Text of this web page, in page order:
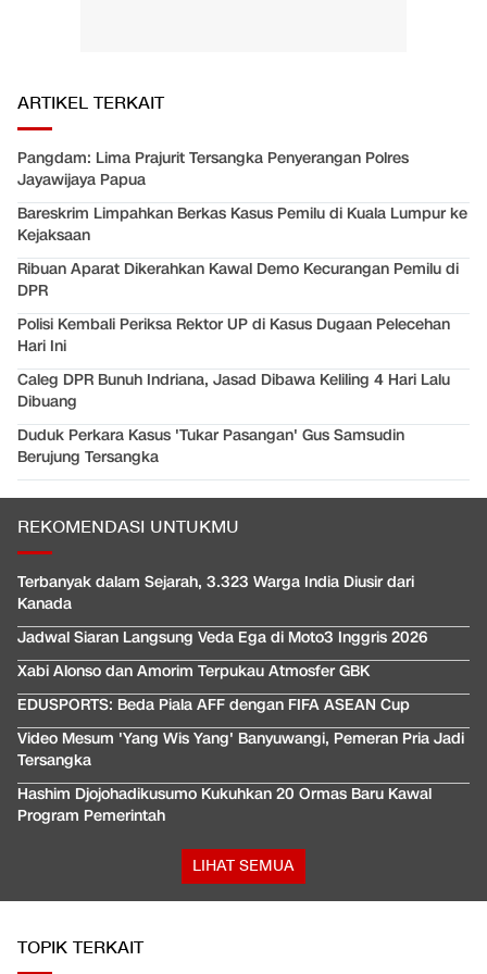
ARTIKEL TERKAIT
Pangdam: Lima Prajurit Tersangka Penyerangan Polres
Jayawijaya Papua
Bareskrim Limpahkan Berkas Kasus Pemilu di Kuala Lumpur ke
Kejaksaan
Ribuan Aparat Dikerahkan Kawal Demo Kecurangan Pemilu di
DPR
Polisi Kembali Periksa Rektor UP di Kasus Dugaan Pelecehan
Hari Ini
Caleg DPR Bunuh Indriana, Jasad Dibawa Keliling 4 Hari Lalu
Dibuang
Duduk Perkara Kasus 'Tukar Pasangan' Gus Samsudin
Berujung Tersangka
REKOMENDASI UNTUKMU
Terbanyak dalam Sejarah, 3.323 Warga India Diusir dari
Kanada
Jadwal Siaran Langsung Veda Ega di Moto3 Inggris 2026
Xabi Alonso dan Amorim Terpukau Atmosfer GBK
EDUSPORTS: Beda Piala AFF dengan FIFA ASEAN Cup
Video Mesum 'Yang Wis Yang' Banyuwangi, Pemeran Pria Jadi
Tersangka
Hashim Djojohadikusumo Kukuhkan 20 Ormas Baru Kawal
Program Pemerintah
LIHAT SEMUA
TOPIK TERKAIT